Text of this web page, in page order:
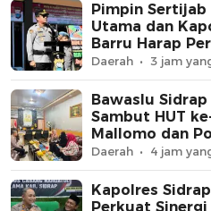
Pimpin
Utama dan
Barru Harap
Daerah 3 jam
Bawaslu
Sambut HUT
Mallomo dan
Daerah 4 jam
Kapolres
Perkuat